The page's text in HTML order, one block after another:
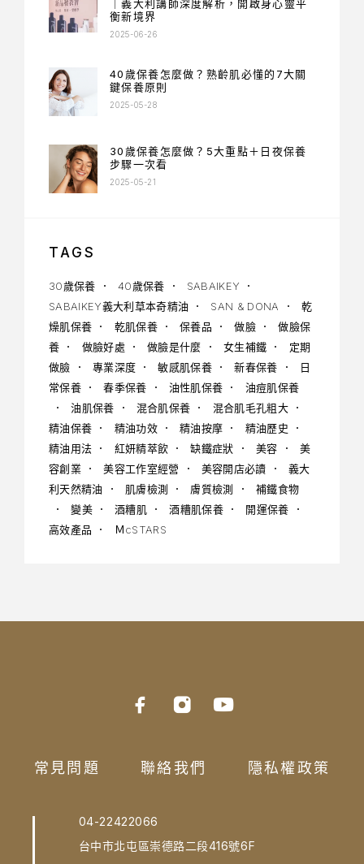
｜義大利講師深度解析，開啟身心靈平
衡新境界
2025-06-26
40歲保養怎麼做？熟齡肌必懂的7大關
鍵保養原則
2025-05-28
30歲保養怎麼做？5大重點＋日夜保養
步驟一次看
2025-05-21
TAGS
30歲保養 40歲保養
SABAIKEY
SABAIKEY義大利草本奇精油
SAN & DONA
乾
燥肌保養
乾肌保養 保養品 做臉
做臉保
養
做臉好處 做臉是什麼 女生補鐵
定期
做臉
專業深度 敏感肌保養 新春保養
日
常保養
春季保養 油性肌保養
油痘肌保養
油肌保養
混合肌保養
混合肌毛孔粗大
精油保養
精油功效 精油按摩
精油歷史
精油用法
紅妍精萃飲 缺鐵症狀 美容
美
容創業
美容工作室經營 美容開店必讀
義大
利天然精油
肌膚檢測 膚質檢測
補鐵食物
變美
酒糟肌 酒糟肌保養
開運保養
高效產品
ＭcSTARS
常見問題 聯絡我們 隱私權政策
04-22422066
台中市北屯區崇德路二段416號6F